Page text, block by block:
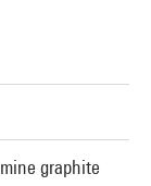
graphite